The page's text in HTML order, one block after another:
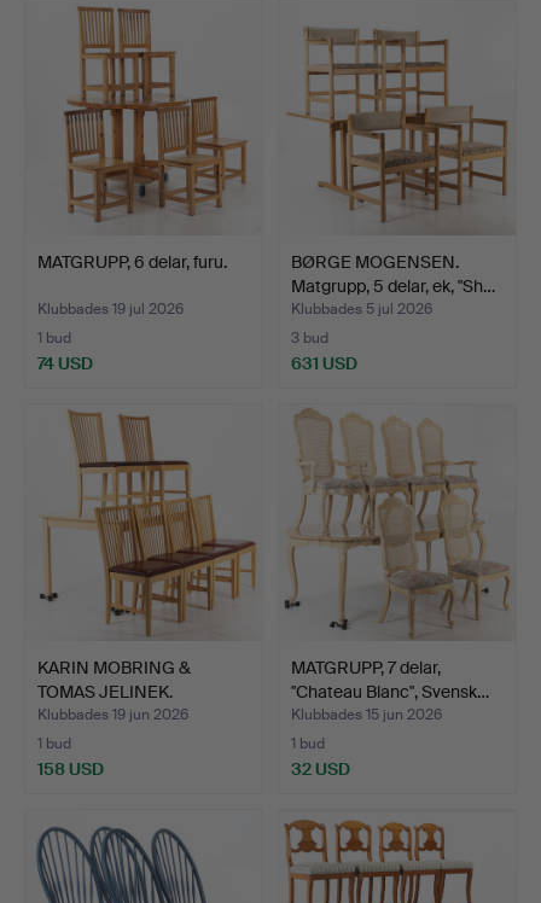
MATGRUPP, 6 delar, furu.
Klubbades 19 jul 2026
1 bud
74 USD
BØRGE MOGENSEN.
Matgrupp, 5 delar, ek, "Sh…
Klubbades 5 jul 2026
3 bud
631 USD
KARIN MOBRING &
TOMAS JELINEK.
Matgrupp, 7…
Klubbades 19 jun 2026
1 bud
158 USD
MATGRUPP, 7 delar,
"Chateau Blanc", Svensk…
Klubbades 15 jun 2026
1 bud
32 USD